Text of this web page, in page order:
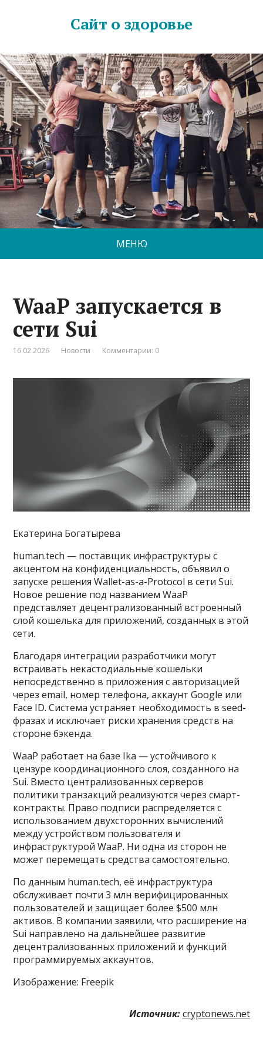
Сайт о здоровье
МЕНЮ
WaaP запускается в
сети Sui
16.02.2026 Новости Комментарии: 0
Екатерина Богатырева
human.tech — поставщик инфраструктуры с
акцентом на конфиденциальность, объявил о
запуске решения Wallet-as-a-Protocol в сети Sui.
Новое решение под названием WaaP
представляет децентрализованный встроенный
слой кошелька для приложений, созданных в этой
сети.
Благодаря интеграции разработчики могут
встраивать некастодиальные кошельки
непосредственно в приложения с авторизацией
через email, номер телефона, аккаунт Google или
Face ID. Система устраняет необходимость в seed-
фразах и исключает риски хранения средств на
стороне бэкенда.
WaaP работает на базе Ika — устойчивого к
цензуре координационного слоя, созданного на
Sui. Вместо централизованных серверов
политики транзакций реализуются через смарт-
контракты. Право подписи распределяется с
использованием двухсторонних вычислений
между устройством пользователя и
инфраструктурой WaaP. Ни одна из сторон не
может перемещать средства самостоятельно.
По данным human.tech, её инфраструктура
обслуживает почти 3 млн верифицированных
пользователей и защищает более $500 млн
активов. В компании заявили, что расширение на
Sui направлено на дальнейшее развитие
децентрализованных приложений и функций
программируемых аккаунтов.
Изображение: Freepik
Источник: cryptonews.net